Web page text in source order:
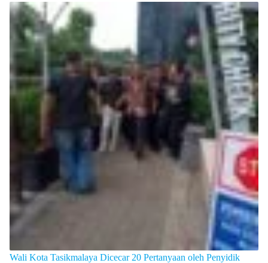
Wali Kota Tasikmalaya Dicecar 20 Pertanyaan oleh Penyidik